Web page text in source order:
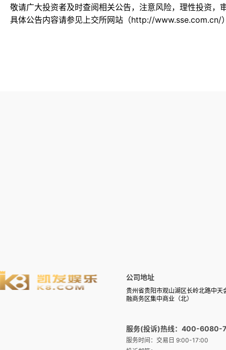
敬请广大投资者及时查阅相关公告，注意风险，理性投资，
具体公告内容请参见上交所网站（http://www.sse.com.cn/
公司地址
贵州省贵阳市观山湖区长岭北路中天
融商务区集中商业（北）
服务(投诉)热线：400-6080-
服务时间：交易日 9:00-17:00